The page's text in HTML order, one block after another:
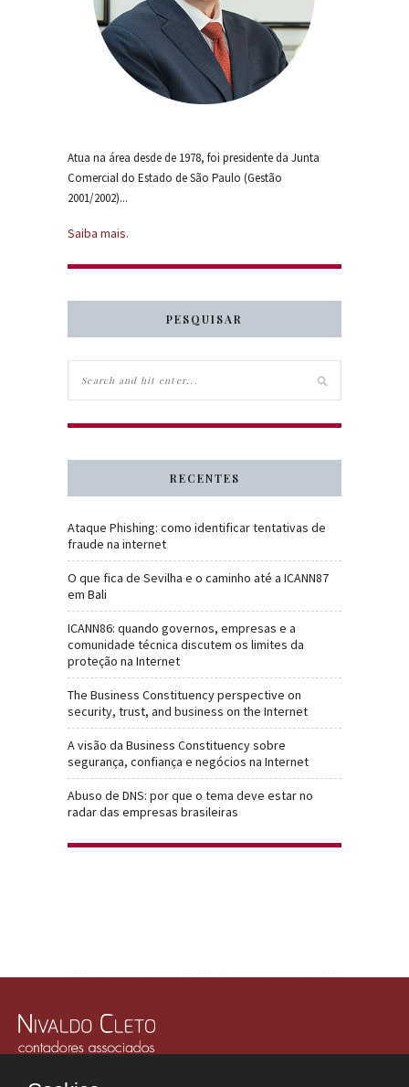
Atua na área desde de 1978, foi presidente da Junta
Comercial do Estado de São Paulo (Gestão
2001/2002)...
Saiba mais.
PESQUISAR
RECENTES
Ataque Phishing: como identificar tentativas de
fraude na internet
O que fica de Sevilha e o caminho até a ICANN87
em Bali
ICANN86: quando governos, empresas e a
comunidade técnica discutem os limites da
proteção na Internet
The Business Constituency perspective on
security, trust, and business on the Internet
A visão da Business Constituency sobre
segurança, confiança e negócios na Internet
Abuso de DNS: por que o tema deve estar no
radar das empresas brasileiras